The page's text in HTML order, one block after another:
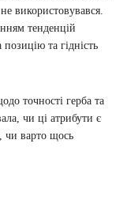
використовувався.
тенденцій
та гідність
точності герба та
чи ці атрибути є
чи варто щось